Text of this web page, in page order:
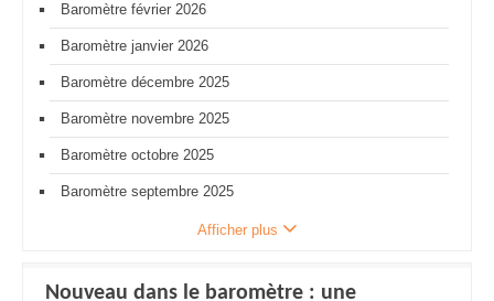
Baromètre février 2026
Baromètre janvier 2026
Baromètre décembre 2025
Baromètre novembre 2025
Baromètre octobre 2025
Baromètre septembre 2025
Afficher plus
Nouveau dans le baromètre : une